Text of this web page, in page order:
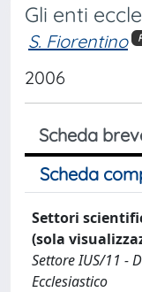
Gli enti
S. Fiorentino
2006
Scheda
Scheda
Settori
(sola
Settore IUS/11 -
Ecclesiastico